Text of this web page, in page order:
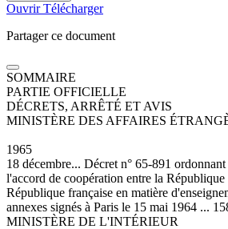
OuvrirTélécharger
Partager ce document
SOMMAIRE
PARTIE OFFICIELLE
DÉCRETS, ARRÊTÉ ET AVIS
MINISTÈRE DES AFFAIRES
1965
18 décembre... Décret n° 65-891
l'accord de coopération entre la République
République française en matière
annexes signés à Paris le 15 mai 1964 ...
MINISTÈRE DE L'INTÉRIEUR